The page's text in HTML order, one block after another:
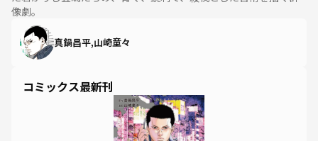
像劇。
真鍋昌平,山崎童々
コミックス最新刊